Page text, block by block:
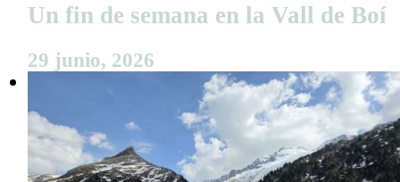
Un fin de semana en la Vall de Boí
29 junio, 2026